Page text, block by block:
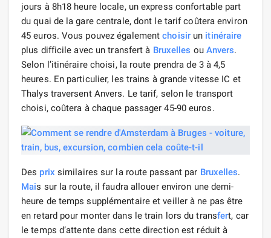
jours à 8h18 heure locale, un express confortable part
du quai de la gare centrale, dont le tarif coûtera environ
45 euros. Vous pouvez égalementchoisirun itinéraire
plus difficile avec un transfert à Bruxelles ou Anvers.
Selon l’itinéraire choisi, la route prendra de 3 à 4,5
heures. En particulier, les trains à grande vitesse IC et
Thalys traversent Anvers. Le tarif, selon le transport
choisi, coûtera à chaque passager 45-90 euros.
Des prix similaires sur la route passant par Bruxelles.
Mais sur la route, il faudra allouer environ une demi-
heure de temps supplémentaire et veiller à ne pas être
en retard pour monter dans le train lors du transfert, car
le temps d’attente dans cette direction est réduit à